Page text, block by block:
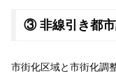
③ 非線引き都
市街化区域と市街化調